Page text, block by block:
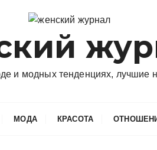
и модных тенденциях, лучшие
МОДА КРАСОТА